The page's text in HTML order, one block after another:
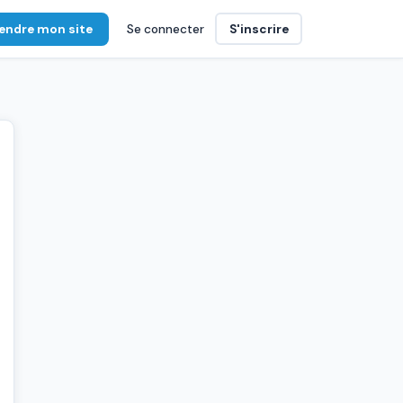
mon site Se connecter S'inscrire